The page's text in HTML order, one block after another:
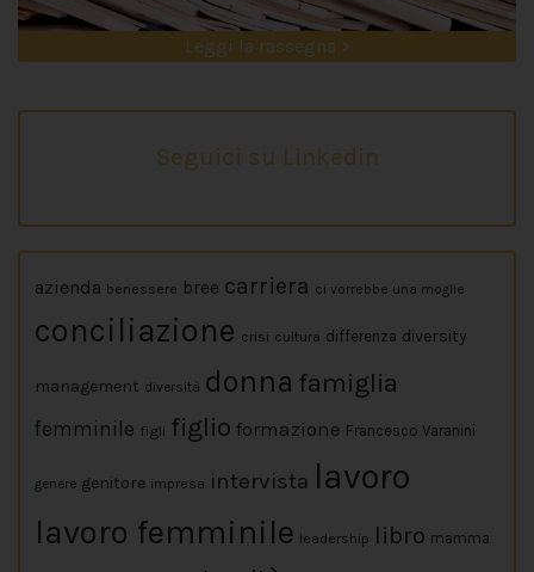
Leggi la rassegna >
Seguici su Linkedin
azienda benessere bree carriera ci vorrebbe una moglie
conciliazione crisi cultura differenza diversity
management diversità donna famiglia
femminile figli figlio formazione Francesco Varanini
genere genitore impresa intervista lavoro
lavoro femminile leadership libro mamma